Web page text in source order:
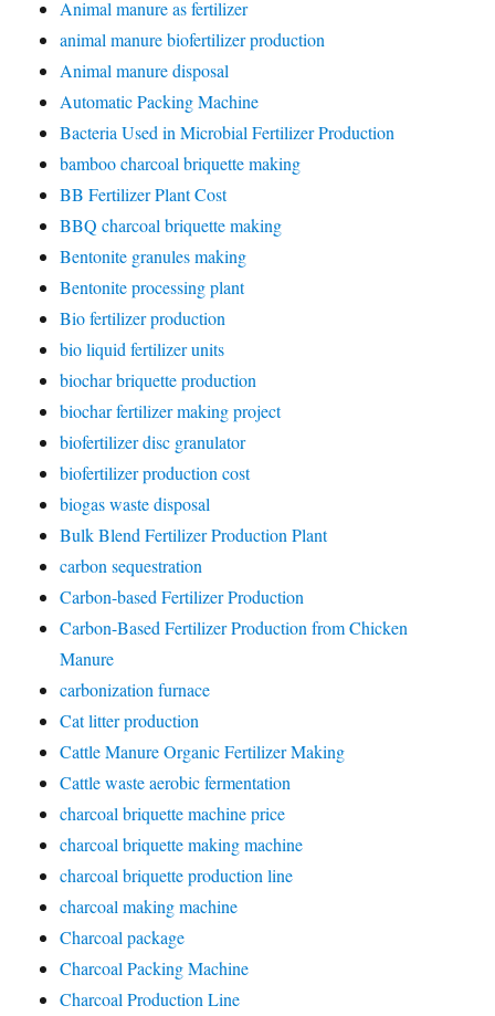
Animal manure as fertilizer
animal manure biofertilizer production
Animal manure disposal
Automatic Packing Machine
Bacteria Used in Microbial Fertilizer Production
bamboo charcoal briquette making
BB Fertilizer Plant Cost
BBQ charcoal briquette making
Bentonite granules making
Bentonite processing plant
Bio fertilizer production
bio liquid fertilizer units
biochar briquette production
biochar fertilizer making project
biofertilizer disc granulator
biofertilizer production cost
biogas waste disposal
Bulk Blend Fertilizer Production Plant
carbon sequestration
Carbon-based Fertilizer Production
Carbon-Based Fertilizer Production from Chicken
Manure
carbonization furnace
Cat litter production
Cattle Manure Organic Fertilizer Making
Cattle waste aerobic fermentation
charcoal briquette machine price
charcoal briquette making machine
charcoal briquette production line
charcoal making machine
Charcoal package
Charcoal Packing Machine
Charcoal Production Line